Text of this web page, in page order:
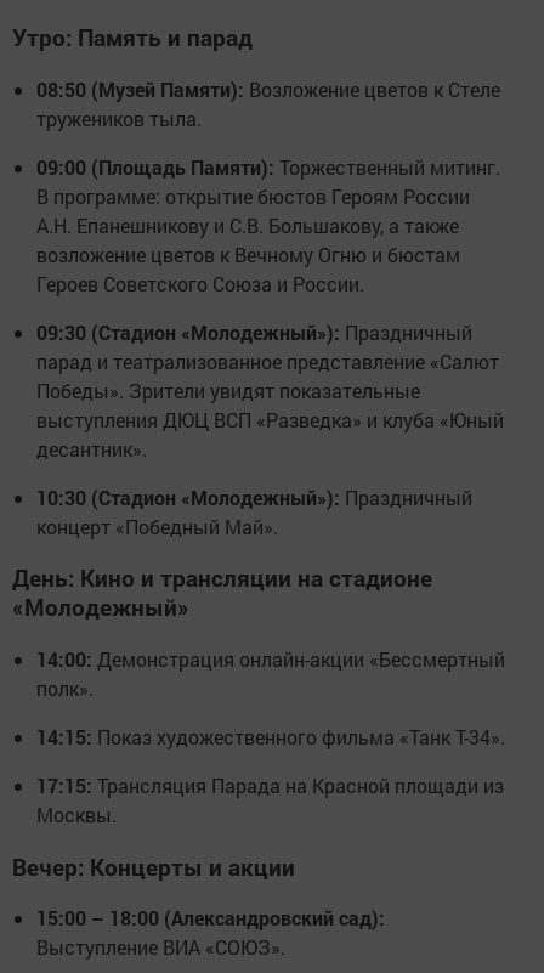
Утро: Память и парад
08:50 (Музей Памяти): Возложение цветов к Стеле
тружеников тыла.
09:00 (Площадь Памяти): Торжественный митинг.
В программе: открытие бюстов Героям России
А.Н. Епанешникову и С.В. Большакову, а также
возложение цветов к Вечному Огню и бюстам
Героев Советского Союза и России.
09:30 (Стадион «Молодежный»): Праздничный
парад и театрализованное представление «Салют
Победы». Зрители увидят показательные
выступления ДЮЦ ВСП «Разведка» и клуба «Юный
десантник».
10:30 (Стадион «Молодежный»): Праздничный
концерт «Победный Май».
День: Кино и трансляции на стадионе
«Молодежный»
14:00: Демонстрация онлайн-акции «Бессмертный
полк».
14:15: Показ художественного фильма «Танк Т-34».
17:15: Трансляция Парада на Красной площади из
Москвы.
Вечер: Концерты и акции
15:00 – 18:00 (Александровский сад):
Выступление ВИА «СОЮЗ».